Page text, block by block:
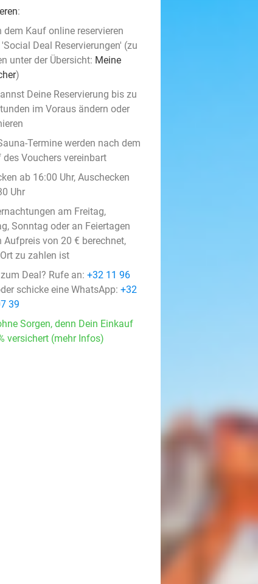
:
dem Kauf online reservieren
'Social Deal Reservierungen' (zu
unter der Übersicht: Meine
)
Deine Reservierung bis zu
im Voraus ändern oder
Termine werden nach dem
des Vouchers vereinbart
ab 16:00 Uhr, Auschecken
Uhr
am Freitag,
Sonntag oder an Feiertagen
Aufpreis von 20 € berechnet,
zu zahlen ist
Deal? Rufe an: +32 11 96
schicke eine WhatsApp: +32
39
Sorgen, denn Dein Einkauf
versichert (mehr Infos)